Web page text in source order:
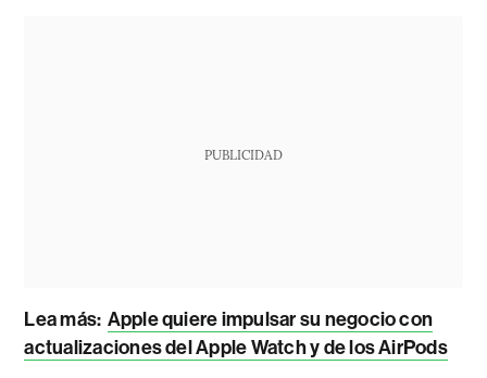
PUBLICIDAD
Lea más: Apple quiere impulsar su negocio con
actualizaciones del Apple Watch y de los AirPods